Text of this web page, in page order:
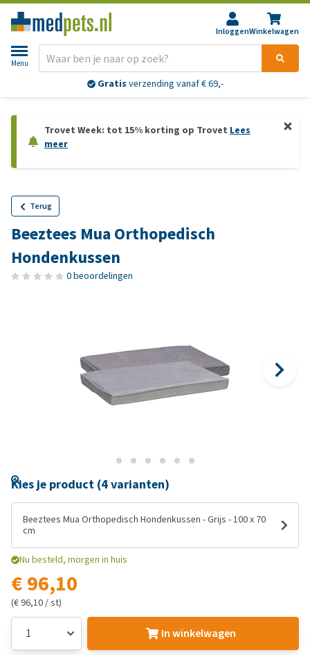
InloggenWinkelwagen
Menu
Gratis verzending vanaf € 69,-
Trovet Week: tot 15% korting op Trovet Lees
meer
Terug
Beeztees Mua Orthopedisch
Hondenkussen
0 beoordelingen
Kies je product (4 varianten)
Beeztees Mua Orthopedisch Hondenkussen - Grijs - 100 x 70
cm
Nu besteld, morgen in huis
€ 96,10
(€ 96,10 / st)
In winkelwagen